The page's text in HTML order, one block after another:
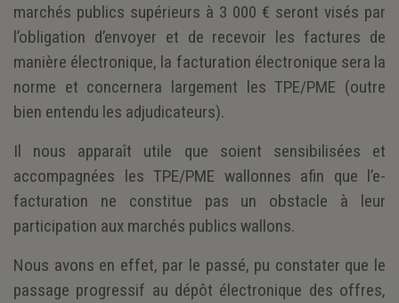
marchés publics supérieurs à 3 000 € seront visés par
l’obligation d’envoyer et de recevoir les factures de
manière électronique, la facturation électronique sera la
norme et concernera largement les TPE/PME (outre
bien entendu les adjudicateurs).
Il nous apparaît utile que soient sensibilisées et
accompagnées les TPE/PME wallonnes afin que l’e-
facturation ne constitue pas un obstacle à leur
participation aux marchés publics wallons.
Nous avons en effet, par le passé, pu constater que le
passage progressif au dépôt électronique des offres,